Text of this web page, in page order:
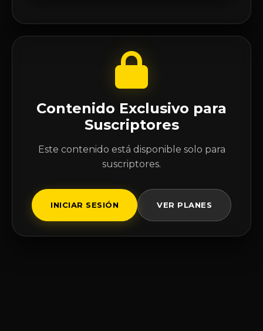
Contenido Exclusivo para
Suscriptores
Este contenido está disponible solo para
suscriptores.
INICIAR SESIÓN VER PLANES